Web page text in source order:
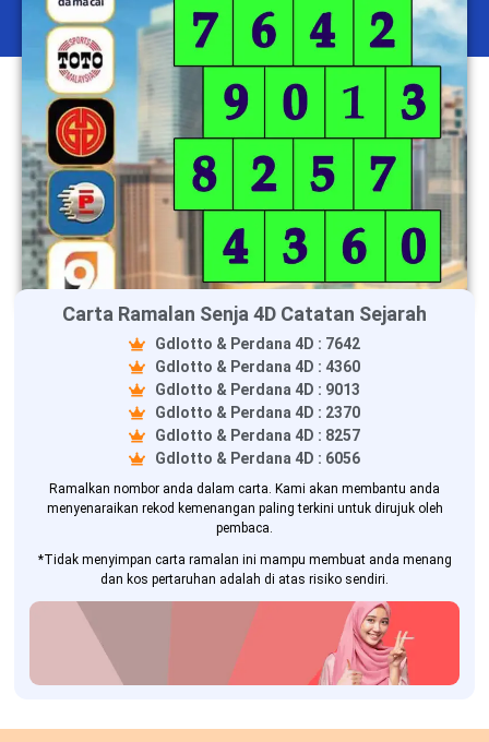
Carta Ramalan Senja 4D Catatan Sejarah
Gdlotto & Perdana 4D : 7642
Gdlotto & Perdana 4D : 4360
Gdlotto & Perdana 4D : 9013
Gdlotto & Perdana 4D : 2370
Gdlotto & Perdana 4D : 8257
Gdlotto & Perdana 4D : 6056
Ramalkan nombor anda dalam carta. Kami akan membantu anda
menyenaraikan rekod kemenangan paling terkini untuk dirujuk oleh
pembaca.
*Tidak menyimpan carta ramalan ini mampu membuat anda menang
dan kos pertaruhan adalah di atas risiko sendiri.